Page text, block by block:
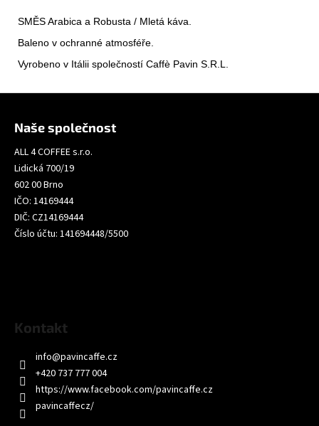
SMĚS Arabica a Robusta / Mletá káva.
Baleno v ochranné atmosféře.
Vyrobeno v Itálii společností Caffè Pavin S.R.L.
500G
OVOCNÝ
CHLEBÍK
369
Kč
Naše společnost
ALL 4 COFFEE s.r.o.
Lidická 700/19
602 00 Brno
IČO: 14169444
DIČ: CZ14169444
Číslo účtu: 141694448/5500
Kontakt
info@pavincaffe.cz
+420 737 777 004
https://www.facebook.com/pavincaffe.cz
pavincaffecz/